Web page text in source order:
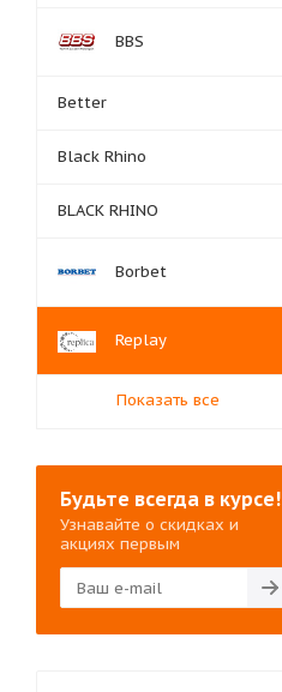
BBS
Better
Black Rhino
BLACK RHINO
Borbet
Replay
Показать все
Будьте всегда в курсе!
Узнавайте о скидках и
акциях первым